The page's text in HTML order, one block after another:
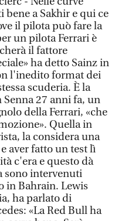
a Sakhir e qui ce
il pilota può fare la
un pilota Ferrari è
il fattore
ha detto Sainz in
l'inedito format dei
scuderia. È la
27 anni fa, un
della Ferrari, «che
Quella in
la considera una
aver fatto un test lì
c'era e questo dà
sono intervenuti
in Bahrain. Lewis
ha parlato di
«La Red Bull ha